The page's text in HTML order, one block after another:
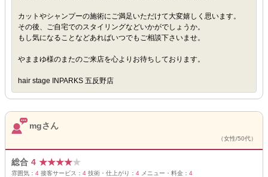
カットやシャンプーの施術にご満足いただけて大変嬉しく思います。
その後、ご自宅でのスタイリングなどいかがでしょうか。
もし気になることなどあればいつでもご相談下さいませ。
やままゆ様のまたのご来店を心よりお待ちしております。
hair stage INPARKS 五反野店
mgさん
（女性/50代）
総合 4 ★★★★★
雰囲気： 4 接客サービス： 4 技術・仕上がり： 4 メニュー・料金： 4